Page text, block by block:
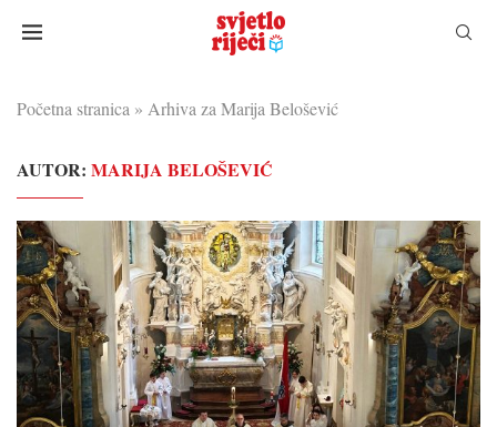
Početna stranica » Arhiva za Marija Belošević
AUTOR: MARIJA BELOŠEVIĆ